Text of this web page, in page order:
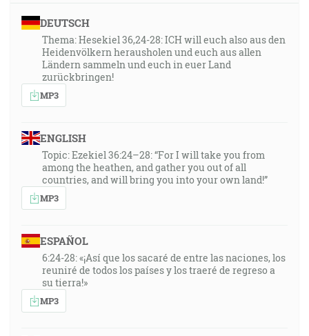
DEUTSCH
Thema: Hesekiel 36,24-28: ICH will euch also aus den
Heidenvölkern herausholen und euch aus allen
Ländern sammeln und euch in euer Land
zurückbringen!
MP3
ENGLISH
Topic: Ezekiel 36:24–28: “For I will take you from
among the heathen, and gather you out of all
countries, and will bring you into your own land!”
MP3
ESPAÑOL
6:24-28: «¡Así que los sacaré de entre las naciones, los
reuniré de todos los países y los traeré de regreso a
su tierra!»
MP3